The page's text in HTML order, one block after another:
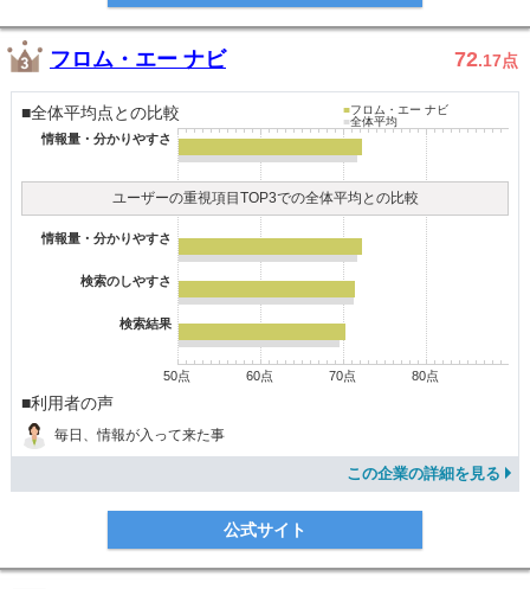
フロム・エー ナビ 72.17点
■全体平均点との比較 ■フロム・エー ナビ
■全体平均
情報量・分かりやすさ
ユーザーの重視項目TOP3での全体平均との比較
情報量・分かりやすさ
検索のしやすさ
検索結果
50点 60点 70点 80点
■利用者の声
毎日、情報が入って来た事
この企業の詳細を見る
公式サイト